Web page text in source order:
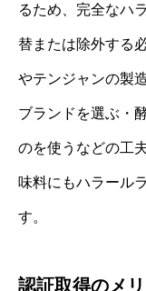
るため、完全なハ
替または除外する
やテンジャンの製
ブランドを選ぶ・
のを使うなどの工
味料にもハラール
す。
認証取得のメ